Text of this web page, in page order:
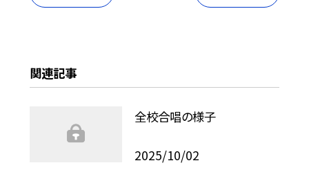
関連記事
全校合唱の様子
2025/10/02